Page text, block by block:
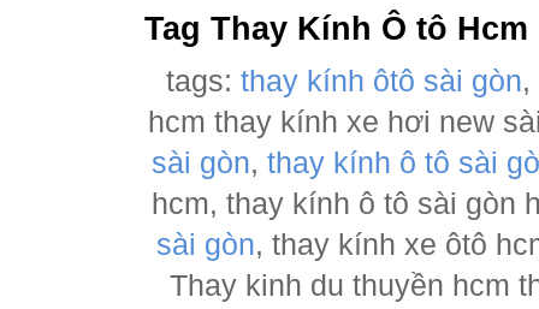
Tag Thay Kính Ô tô Hcm
tags:thay kính ôtô sài gòn,
hcm thay kính xe hơi new
sài gòn,thay kính ô tô sài
hcm, thay kính ô tô sài gòn
sài gòn, thay kính xe ôtô
Thay kinh du thuyền hcm